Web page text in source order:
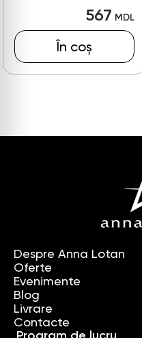
567
În coș
Despre Anna Lotan
Oferte
Evenimente
Blog
Livrare
Contacte